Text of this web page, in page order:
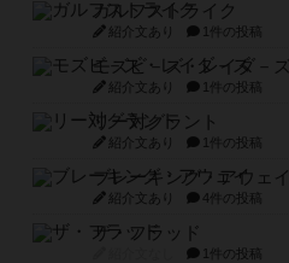
ガルフストライク
紹介文あり 1件の投稿
モズビ－ズ・レイダ－ズ
紹介文あり 1件の投稿
リー対グラント
紹介文あり 1件の投稿
ブレーキング・アウェイ
紹介文あり 4件の投稿
ザ・フラッド
1件の投稿